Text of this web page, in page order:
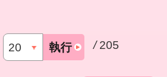
執行 / 205